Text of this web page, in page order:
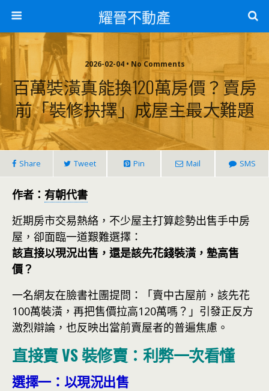
耀晉不動產
2026-02-04 • No Comments
百萬裝潢真能換120萬房價？賣房
前「裝修抉擇」成屋主最大難題
Share Tweet Pin Mail SMS
作者： 有朝代書
近期房市交易熱絡，不少屋主打算趁勢出售手中房
屋，卻面臨一道艱難選擇：
該直接以現況出售，還是該先花錢裝潢，墊高售
價？
一名網友在臉書社團提問：「賣中古屋前，該先花
100萬裝潢，再把售價拉高120萬嗎？」引發正反方
激烈辯論，也反映出當前賣屋者的普遍焦慮。
直接賣 VS 裝修賣：利弊一次看懂
選擇一：以現況出售